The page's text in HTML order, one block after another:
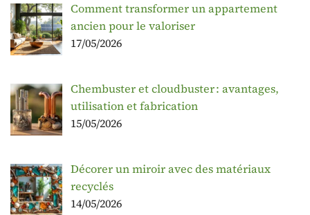
Comment transformer un appartement
ancien pour le valoriser
17/05/2026
Chembuster et cloudbuster : avantages,
utilisation et fabrication
15/05/2026
Décorer un miroir avec des matériaux
recyclés
14/05/2026